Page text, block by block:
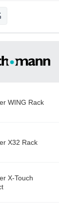
WING Rack
X32 Rack
X-Touch